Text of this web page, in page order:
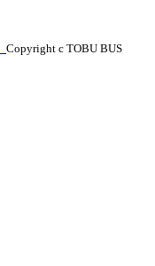
Copyright c TOBU BUS